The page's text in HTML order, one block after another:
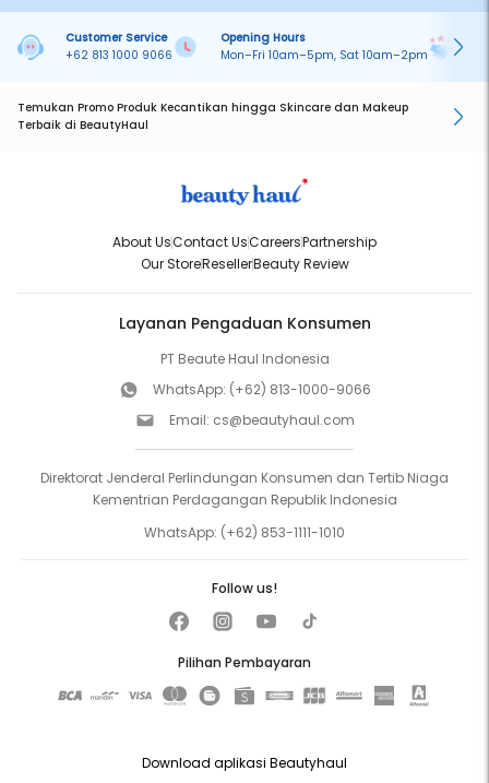
Customer Service
+62 813 1000 9066
Opening Hours
Mon–Fri 10am–5pm, Sat 10am–2pm
Temukan Promo Produk Kecantikan hingga Skincare dan Makeup
Terbaik di BeautyHaul
About UsContact UsCareersPartnership
Our StoreResellerBeauty Review
Layanan Pengaduan Konsumen
PT Beaute Haul Indonesia
WhatsApp: (+62) 813-1000-9066
Email: cs@beautyhaul.com
Direktorat Jenderal Perlindungan Konsumen dan Tertib Niaga
Kementrian Perdagangan Republik Indonesia
WhatsApp: (+62) 853-1111-1010
Pilihan Pembayaran
Follow us!
Download aplikasi Beautyhaul